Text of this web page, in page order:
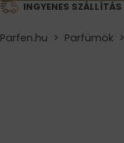
INGYENES SZÁLLÍTÁS
Parfen.hu > Parfümök >